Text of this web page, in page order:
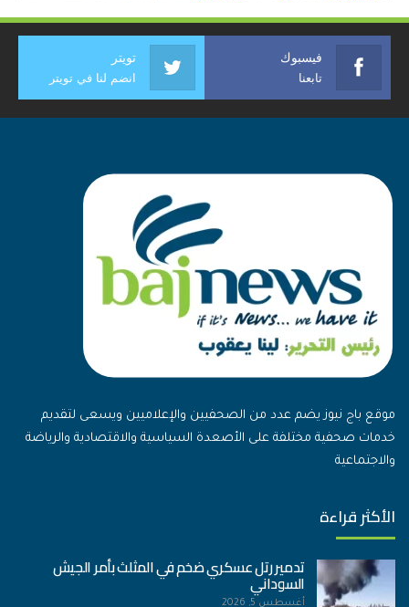
فيسبوك
تابعنا
تويتر
انضم لنا في تويتر
موقع باج نيوز يضم عدد من الصحفيين والإعلاميين ويسعى لتقديم
خدمات صحفية مختلفة على الأصعدة السياسية والاقتصادية والرياضة
والاجتماعية
الأكثر قراءة
تدمير رتل عسكري ضخم في المثلث بأمر الجيش
السوداني
أغسطس 5, 2026